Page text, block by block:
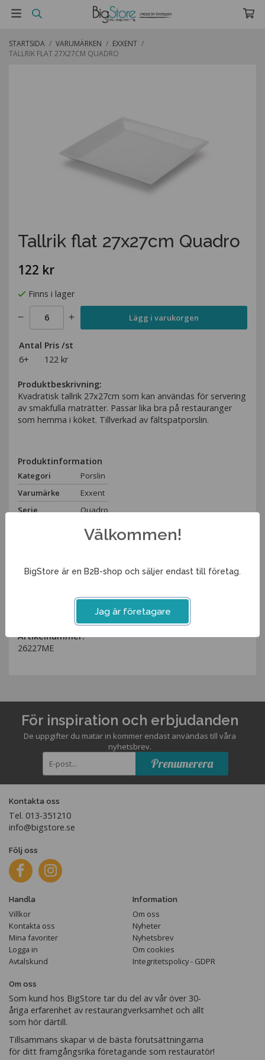
STARTSIDA / VARUMÄRKEN / EXXENT /
TALLRIK FLAT 27X27CM QUADRO
Tallrik flat 27x27cm Quadro
122 kr
Finns i lager
Lägg i varukorgen
Antal Pris /st
6+
122 kr
Produktbeskrivning:
Kvadratisk tallrik 27x27cm som kan användas för servering
av smakfulla maträtter. Passar lika bra på restauranger
som hemma i köket. Tillverkad av fältspatporslin.
Produktinformation
Kategori
Porslin
Varumärke
Exxent
Serie
Quadro
Porslin
Höjd
Spara som favorit
Artikelnummer:
26227ME
För inspiration och erbjudanden
De uppgifter du matar in kommer endast användas till våra
nyhetsbrev.
Prenumerera
Kontakta oss
Tel. 013-351210
info@bigstore.se
Följ oss
Handla
Villkor
Kontakta oss
Mina favoriter
Logga in
Avtalskund
Information
Om oss
Nyheter
Nyhetsbrev
Om cookies
Integritetspolicy - GDPR
Om oss
Som kund hos BigStore tar du del av vår över 30-
åriga erfarenhet av restaurangverksamhet och allt
som hör därtill.
Tillsammans skapar vi de bästa förutsättningarna
för ditt framgångsrika företagande som restauratör!
Välkommen!
BigStore är en B2B-shop och säljer endast till företag.
Jag är företagare